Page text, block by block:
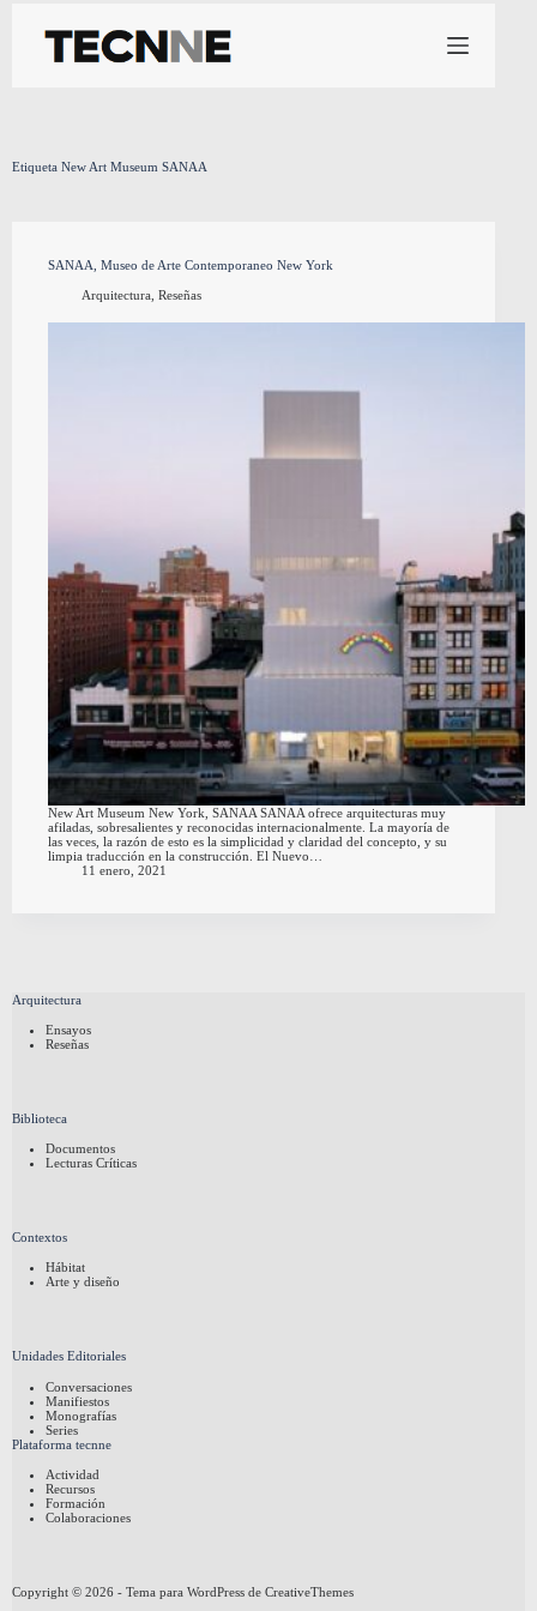
contenido
Etiqueta New Art Museum SANAA
SANAA, Museo de Arte Contemporaneo New York
Arquitectura, Reseñas
New Art Museum New York, SANAA SANAA ofrece arquitecturas muy
afiladas, sobresalientes y reconocidas internacionalmente. La mayoría de
las veces, la razón de esto es la simplicidad y claridad del concepto, y su
limpia traducción en la construcción. El Nuevo…
11 enero, 2021
Arquitectura
Ensayos
Reseñas
Biblioteca
Documentos
Lecturas Críticas
Contextos
Hábitat
Arte y diseño
Unidades Editoriales
Conversaciones
Manifiestos
Monografías
Series
Plataforma tecnne
Actividad
Recursos
Formación
Colaboraciones
Copyright © 2026 - Tema para WordPress de CreativeThemes